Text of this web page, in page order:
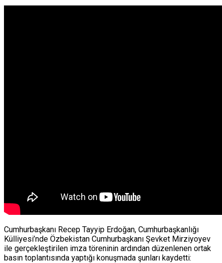
Cumhurbaşkanı Recep Tayyip Erdoğan, Cumhurbaşkanlığı
Külliyesi’nde Özbekistan Cumhurbaşkanı Şevket Mirziyoyev
ile gerçekleştirilen imza töreninin ardından düzenlenen ortak
basın toplantısında yaptığı konuşmada şunları kaydetti: